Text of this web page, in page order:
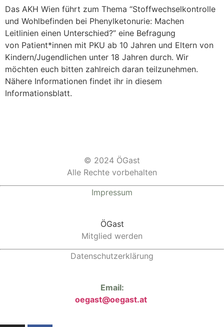
Das AKH Wien führt zum Thema “Stoffwechselkontrolle
und Wohlbefinden bei Phenylketonurie: Machen
Leitlinien einen Unterschied?” eine Befragung
von Patient*innen mit PKU ab 10 Jahren und Eltern von
Kindern/Jugendlichen unter 18 Jahren durch. Wir
möchten euch bitten zahlreich daran teilzunehmen.
Nähere Informationen findet ihr in diesem
Informationsblatt.
© 2024 ÖGast
Alle Rechte vorbehalten
Impressum
ÖGast
Mitglied werden
Datenschutzerklärung
Email:
oegast@oegast.at